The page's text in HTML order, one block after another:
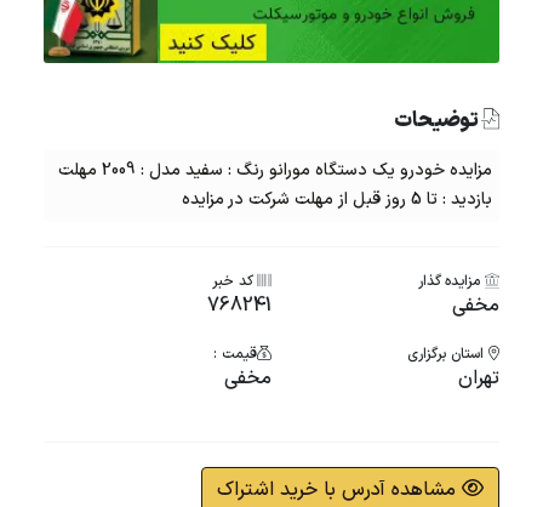
توضیحات
مزایده خودرو یک دستگاه مورانو رنگ : سفید مدل : 2009 مهلت
بازدید : تا 5 روز قبل از مهلت شرکت در مزایده
مزایده گذار
مخفی
کد خبر
768241
استان برگزاری
تهران
قیمت :
مخفی
مشاهده آدرس با خرید اشتراک